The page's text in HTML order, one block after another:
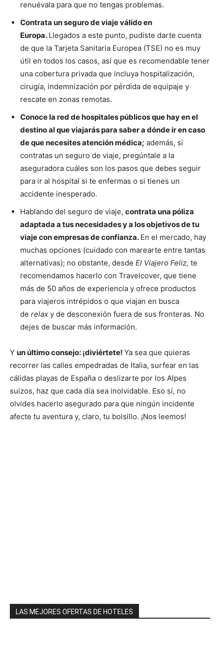
renuévala para que no tengas problemas.
Contrata un seguro de viaje válido en
Europa. Llegados a este punto, pudiste darte cuenta
de que la Tarjeta Sanitaria Europea (TSE) no es muy
útil en todos los casos, así que es recomendable tener
una cobertura privada que incluya hospitalización,
cirugía, indemnización por pérdida de equipaje y
rescate en zonas remotas.
Conoce la red de hospitales públicos que hay en el
destino al que viajarás para saber a dónde ir en caso
de que necesites atención médica; además, si
contratas un seguro de viaje, pregúntale a la
aseguradora cuáles son los pasos que debes seguir
para ir al hospital si te enfermas o si tienes un
accidente inesperado.
Hablando del seguro de viaje, contrata una póliza
adaptada a tus necesidades y a los objetivos de tu
viaje con empresas de confianza. En el mercado, hay
muchas opciones (cuidado con marearte entre tantas
alternativas); no obstante, desde El Viajero Feliz, te
recomendamos hacerlo con Travelcover, que tiene
más de 50 años de experiencia y ofrece productos
para viajeros intrépidos o que viajan en busca
de relax y de desconexión fuera de sus fronteras. No
dejes de buscar más información.
Y un último consejo: ¡diviértete! Ya sea que quieras
recorrer las calles empedradas de Italia, surfear en las
cálidas playas de España o deslizarte por los Alpes
suizos, haz que cada día sea inolvidable. Eso sí, no
olvides hacerlo asegurado para que ningún incidente
afecte tu aventura y, claro, tu bolsillo. ¡Nos leemos!
LAS MEJORES OFERTAS DE HOTELES